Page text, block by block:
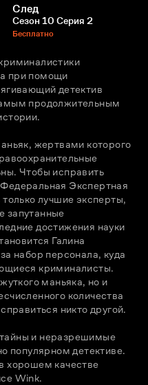
След
Сезон 10 Серия 2
Бесплатно
при помощи
детектив
продолжительным
жертвами которого
Чтобы исправить
Экспертная
лучшие эксперты,
запутанные
достижения науки
Галина
набор персонала, куда
криминалисты.
маньяка, но и
количества
никто другой.
и неразрешимые
популярном детективе.
хорошем качестве
Wink.